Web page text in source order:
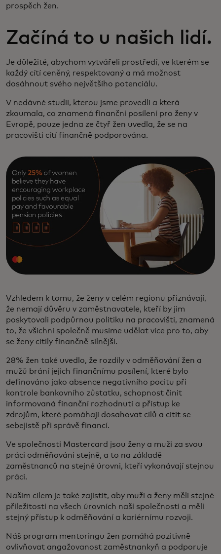
prospěch žen.
Začíná to u našich lidí.
Je důležité, abychom vytvářeli prostředí, ve kterém se
každý cítí ceněný, respektovaný a má možnost
dosáhnout svého největšího potenciálu.
V nedávné studii, kterou jsme provedli a která
zkoumala, co znamená finanční posílení pro ženy v
Evropě, pouze jedna ze čtyř žen uvedla, že se na
pracovišti cítí finančně podporována.
Vzhledem k tomu, že ženy v celém regionu přiznávají,
že nemají důvěru v zaměstnavatele, kteří by jim
poskytovali podpůrnou politiku na pracovišti, znamená
to, že všichni společně musíme udělat více pro to, aby
se ženy cítily finančně silnější.
28% žen také uvedlo, že rozdíly v odměňování žen a
mužů brání jejich finančnímu posílení, které bylo
definováno jako absence negativního pocitu při
kontrole bankovního zůstatku, schopnost činit
informovaná finanční rozhodnutí a přístup ke
zdrojům, které pomáhají dosahovat cílů a cítit se
sebejistě při správě financí.
Ve společnosti Mastercard jsou ženy a muži za svou
práci odměňováni stejně, a to na základě
zaměstnanců na stejné úrovni, kteří vykonávají stejnou
práci.
Naším cílem je také zajistit, aby muži a ženy měli stejné
příležitosti na všech úrovních naší společnosti a měli
stejný přístup k odměňování a kariérnímu rozvoji.
Náš program mentoringu žen pomáhá pozitivně
ovlivňovat angažovanost zaměstnankyň a podporuje